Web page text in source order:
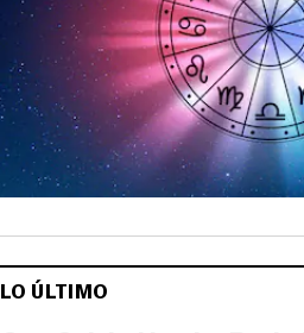
LO ÚLTIMO